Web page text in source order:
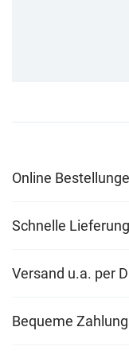
Online
Schnelle Lieferung
Versand u.a. per
Bequeme